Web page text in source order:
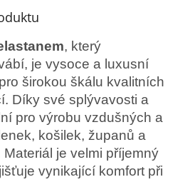
, který
je vysoce a luxusní
širokou škálu kvalitních
Díky své splývavosti a
pro výrobu vzdušných a
košilek, županů a
je velmi příjemný
vynikající komfort při